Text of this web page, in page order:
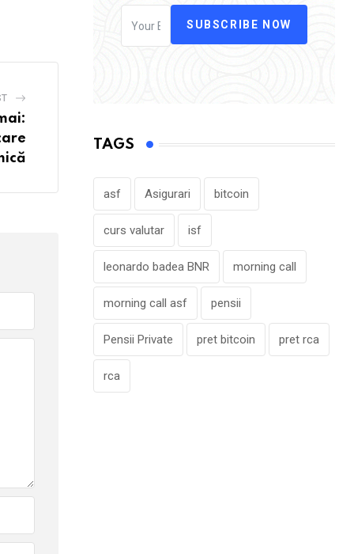
SUBSCRIBE NOW
TAGS
asf Asigurari bitcoin
curs valutar isf
leonardo badea BNR morning call
morning call asf pensii
Pensii Private pret bitcoin pret rca
rca